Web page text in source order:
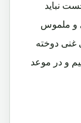
ملی در ۱۰۰ روز نخست نباید
و ملموس
غنی دوخته
و در موعد